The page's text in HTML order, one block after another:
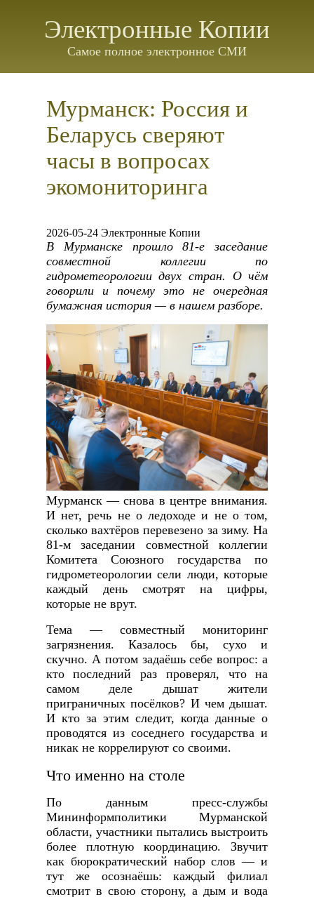
Электронные Копии
Самое полное электронное СМИ
Мурманск: Россия и
Беларусь сверяют
часы в вопросах
экомониторинга
2026-05-24 Электронные Копии
В Мурманске прошло 81-е заседание
совместной коллегии по
гидрометеорологии двух стран. О чём
говорили и почему это не очередная
бумажная история — в нашем разборе.
Мурманск — снова в центре внимания.
И нет, речь не о ледоходе и не о том,
сколько вахтёров перевезено за зиму. На
81-м заседании совместной коллегии
Комитета Союзного государства по
гидрометеорологии сели люди, которые
каждый день смотрят на цифры,
которые не врут.
Тема — совместный мониторинг
загрязнения. Казалось бы, сухо и
скучно. А потом задаёшь себе вопрос: а
кто последний раз проверял, что на
самом деле дышат жители
приграничных посёлков? И чем дышат.
И кто за этим следит, когда данные о
проводятся из соседнего государства и
никак не коррелируют со своими.
Что именно на столе
По данным пресс-службы
Мининформполитики Мурманской
области, участники пытались выстроить
более плотную координацию. Звучит
как бюрократический набор слов — и
тут же осознаёшь: каждый филиал
смотрит в свою сторону, а дым и вода